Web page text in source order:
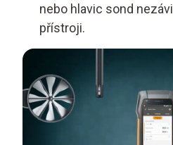
nebo hlavic sond
přístroji.